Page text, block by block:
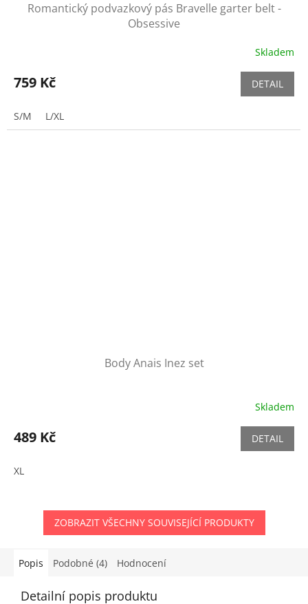
Romantický podvazkový pás Bravelle garter belt -
Obsessive
Skladem
759 Kč DETAIL
S/M L/XL
Body Anais Inez set
Skladem
489 Kč DETAIL
XL
ZOBRAZIT VŠECHNY SOUVISEJÍCÍ PRODUKTY
Popis Podobné (4) Hodnocení
Detailní popis produktu